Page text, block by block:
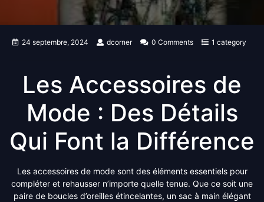
24 septembre, 2024 dcorner 0 Comments 1 category
Les Accessoires de
Mode : Des Détails
Qui Font la Différence
Les accessoires de mode sont des éléments essentiels pour
compléter et rehausser n’importe quelle tenue. Que ce soit une
paire de boucles d’oreilles étincelantes, un sac à main élégant